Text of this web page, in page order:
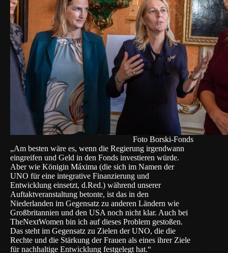
Foto Borski-Fonds
„Am besten wäre es, wenn die Regierung irgendwann
eingreifen und Geld in den Fonds investieren würde.
Aber wie Königin Máxima (die sich im Namen der
UNO für eine integrative Finanzierung und
Entwicklung einsetzt, d.Red.) während unserer
Auftaktveranstaltung betonte, ist das in den
Niederlanden im Gegensatz zu anderen Ländern wie
Großbritannien und den USA noch nicht klar. Auch bei
TheNextWomen bin ich auf dieses Problem gestoßen.
Das steht im Gegensatz zu Zielen der UNO, die die
Rechte und die Stärkung der Frauen als eines ihrer Ziele
für nachhaltige Entwicklung festgelegt hat.“